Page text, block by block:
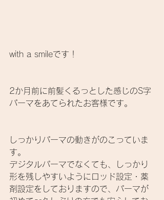
with a smileです！
2か月前に前髪くるっとした感じのS字
パーマをあてられたお客様です。
しっかりパーマの動きがのこっていま
す。
デジタルパーマでなくても、しっかり
形を残しやすいようにロッド設定・薬
剤設定をしておりますので、パーマが